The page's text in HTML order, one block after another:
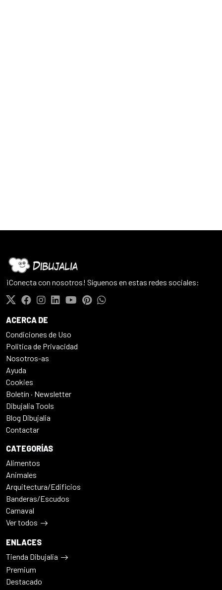
¡Conecta con nosotros! Síguenos en estas redes sociales:
ACERCA DE
Condiciones de Uso
Politica de Privacidad
Nosotros-as
Ayuda
Cookies
Boletín · Newsletter
Dibujalia Tools
Blog Dibujalia
Contactar
CATEGORÍAS
Alimentos
Animales
Arquitectura/Edificios
Banderas/Escudos
Carnaval
Ver todos
ENLACES
Tienda Dibujalia
Premium
Destacado